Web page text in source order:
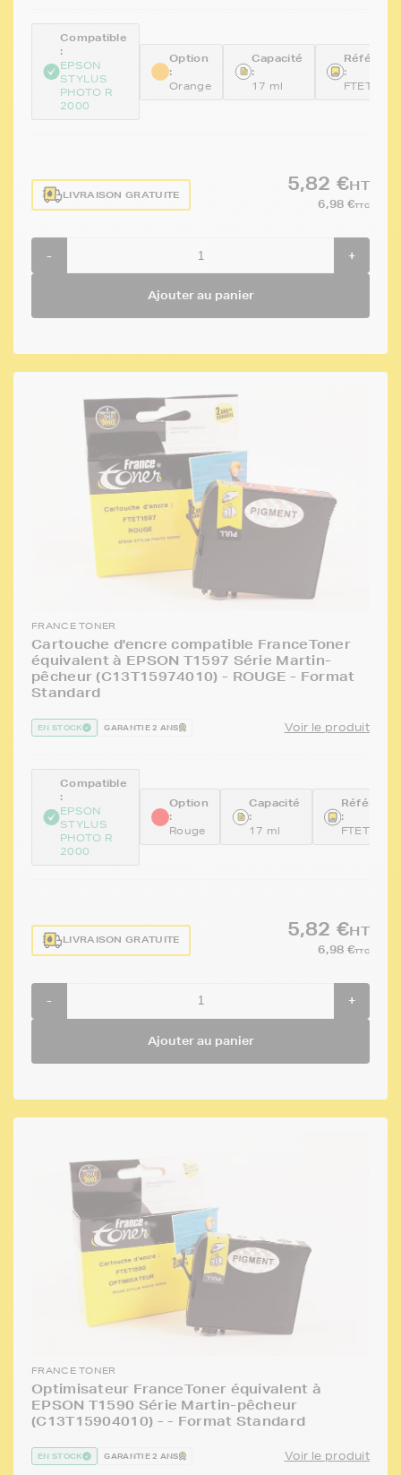
Compatible
:
EPSON
STYLUS
PHOTO R
2000
Option
:
Orange
Capacité
:
17 ml
:
LIVRAISON GRATUITE
5,82 €HT
6,98 €TTC
- +
Ajouter au panier
FRANCE TONER
Cartouche d'encre compatible FranceToner
équivalent à EPSON T1597 Série Martin-
pêcheur (C13T15974010) - ROUGE - Format
Standard
EN STOCK GARANTIE 2 ANS Voir le produit
Compatible
:
EPSON
STYLUS
PHOTO R
2000
Option
:
Rouge
Capacité
:
17 ml
:
FTET1597
LIVRAISON GRATUITE
5,82 €HT
6,98 €TTC
- +
Ajouter au panier
FRANCE TONER
Optimisateur FranceToner équivalent à
EPSON T1590 Série Martin-pêcheur
(C13T15904010) - - Format Standard
EN STOCK GARANTIE 2 ANS Voir le produit